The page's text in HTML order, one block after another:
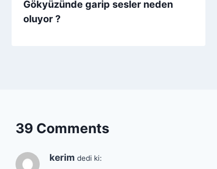
Gökyüzünde garip sesler neden
oluyor ?
39 Comments
kerim dedi ki: